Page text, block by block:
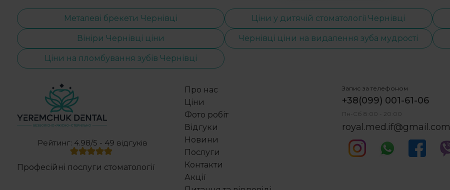
Металеві брекети Чернівці Ціни у дитячій стоматології Чернівці
Вініри Чернівці ціни Чернівці ціни на видалення зуба мудрості
Ціни на пломбування зубів Чернівці
Рейтинг: 4.98/5 - 49 відгуків
Професійні послуги стоматології
Про нас
Ціни
Фото робіт
Відгуки
Новини
Послуги
Контакти
Акції
Запис за телефоном
+38(099) 001-61-06
Пн-Сб 8:00 - 20:00
royal.med.if@gmail.com